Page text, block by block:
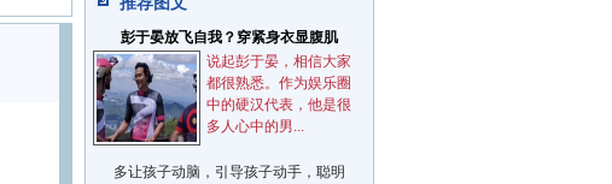
彭于晏放飞自我？穿紧身衣显腹肌
说起彭于晏，相信大家
都很熟悉。作为娱乐圈
中的硬汉代表，他是很
多人心中的男...
多让孩子动脑，引导孩子动手，聪明